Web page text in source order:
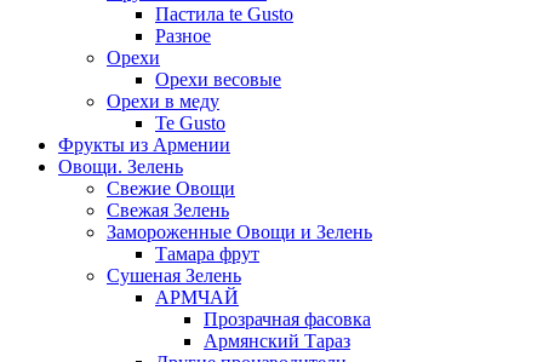
Пастила te Gusto
Разное
Орехи
Орехи весовые
Орехи в меду
Te Gusto
Фрукты из Армении
Овощи. Зелень
Свежие Овощи
Свежая Зелень
Замороженные Овощи и Зелень
Тамара фрут
Сушеная Зелень
АРМЧАЙ
Прозрачная фасовка
Армянский Тараз